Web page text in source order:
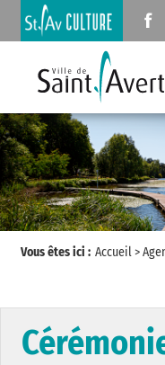
Vous êtes ici : Accueil>